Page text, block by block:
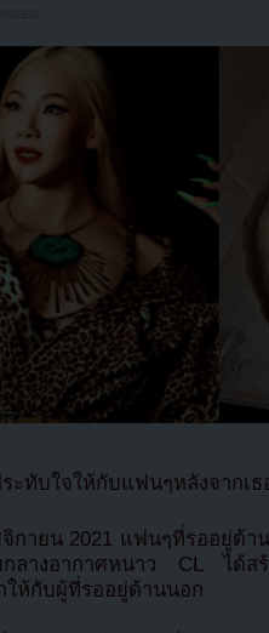
ระทับใจให้กับแฟนๆหลังจากเ
กายน 2021 แฟนๆที่รออยู่ด้า
ลางอากาศหนาว CL ได้สร้
ให้กับผู้ที่รออยู่ด้านนอก